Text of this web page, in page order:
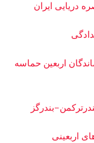
دریایی ایران
اربعین حماسه
اربعینی